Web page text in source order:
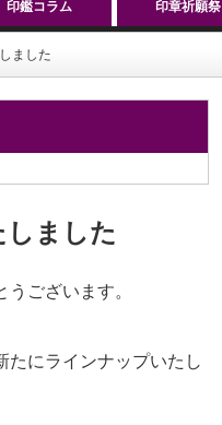
印鑑コラム 印章祈願祭
ました
ました
ございます。
たにラインナップいたし